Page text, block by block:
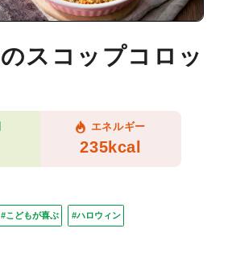
スコップコロッ
エネルギー
235kcal
#こどもが喜ぶ #ハロウィン